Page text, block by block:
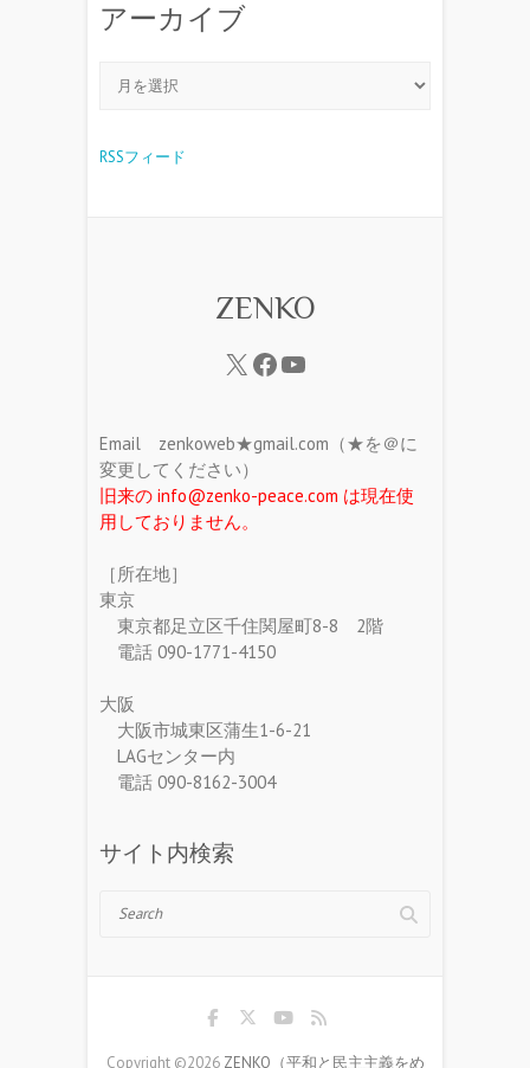
アーカイブ
RSSフィード
ZENKO
Email zenkoweb★gmail.com（★を＠に
変更してください）
旧来の info@zenko-peace.com は現在使
用しておりません。
［所在地］
東京
東京都足立区千住関屋町8-8 2階
電話 090-1771-4150
大阪
大阪市城東区蒲生1-6-21
LAGセンター内
電話 090-8162-3004
サイト内検索
Search
Copyright ©2026 ZENKO（平和と民主主義をめ